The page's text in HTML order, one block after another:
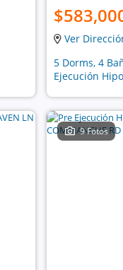
Ver
5 Dorms, 4
Ejecución
9 Fotos